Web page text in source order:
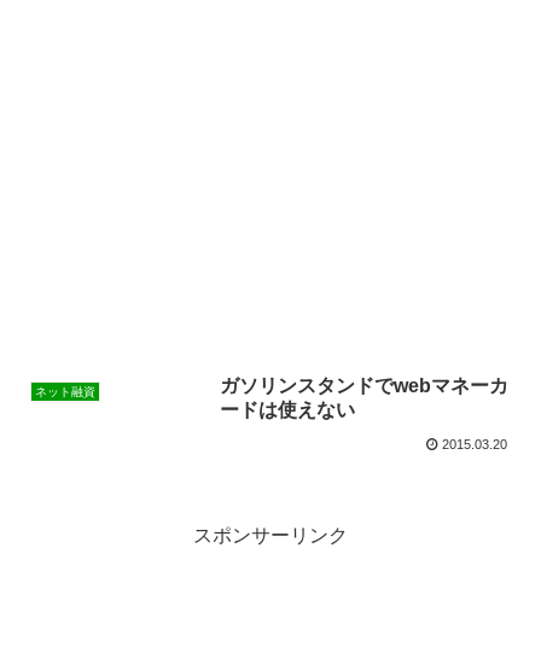
ネット融資
ガソリンスタンドでwebマネーカ
ードは使えない
2015.03.20
スポンサーリンク